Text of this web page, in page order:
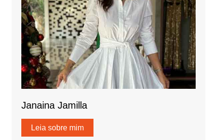
Janaina Jamilla
Leia sobre mim